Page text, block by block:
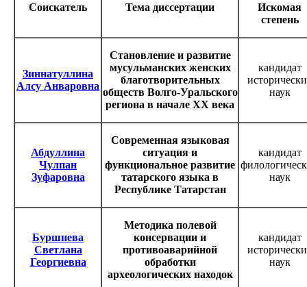
Соискатель Тема диссертации
Искомая
степень
Зиннатуллина
Алсу Анваровна
Становление и развитие
мусульманских женских
благотворительных
обществ Волго-Уральского
региона в начале ХХ века
кандидат
наук
Абдуллина
Чулпан
Зуфаровна
Современная языковая
ситуация и
функциональное развитие
татарского языка в
Республике Татарстан
кандидат
наук
Буршнева
Светлана
Георгиевна
Методика полевой
консервации и
противоаварийной
обработки
археологических находок
кандидат
наук